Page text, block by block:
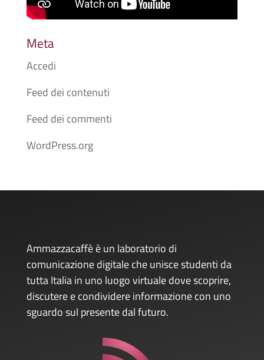
Meta
Accedi
Feed dei contenuti
Feed dei commenti
WordPress.org
Ammazzacaffè è un laboratorio di
comunicazione digitale che unisce studenti da
tutta Italia in uno luogo virtuale dove scoprire,
discutere e condividere informazione con uno
sguardo sul presente dal futuro.